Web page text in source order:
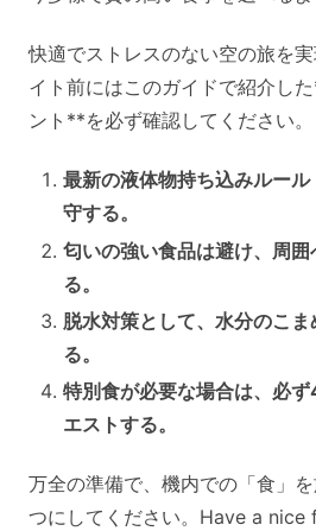
快適でストレスのない空の旅を
イト前にはこのガイドで紹介し
ント**を必ず確認してください。
最新の液体物持ち込みルー
守する。
匂いの強い食品は避け、周
る。
脱水対策として、水分のこ
る。
特別食が必要な場合は、必
エストする。
万全の準備で、機内での「食」
つにしてください。Have a nice